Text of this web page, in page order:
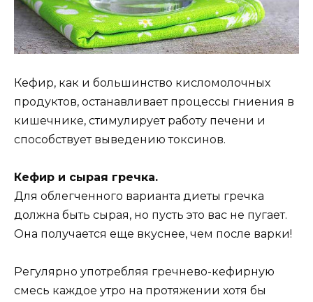
Кефир, как и большинство кисломолочных
продуктов, останавливает процессы гниения в
кишечнике, стимулирует работу печени и
способствует выведению токсинов.
Кефир и сырая гречка.
Для облегченного варианта диеты гречка
должна быть сырая, но пусть это вас не пугает.
Она получается еще вкуснее, чем после варки!
Регулярно употребляя гречнево-кефирную
смесь каждое утро на протяжении хотя бы